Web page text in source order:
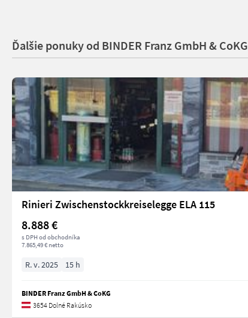
Ďalšie ponuky od BINDER Franz GmbH & CoKG
Rinieri Zwischenstockkreiselegge ELA 115
8.888 €
s DPH od obchodníka
7.865,49 € netto
R. v. 2025 15 h
BINDER Franz GmbH & CoKG
3654 Dolné Rakúsko